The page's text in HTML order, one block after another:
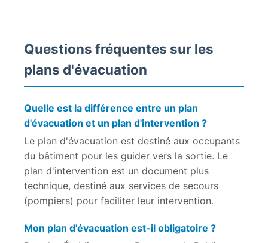
Questions fréquentes sur les
plans d'évacuation
Quelle est la différence entre un plan
d'évacuation et un plan d'intervention ?
Le plan d'évacuation est destiné aux occupants
du bâtiment pour les guider vers la sortie. Le
plan d'intervention est un document plus
technique, destiné aux services de secours
(pompiers) pour faciliter leur intervention.
Mon plan d'évacuation est-il obligatoire ?